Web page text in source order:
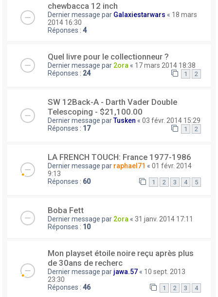
chewbacca 12 inch
Dernier message par Galaxiestarwars « 18 mars
2014 16:30
Réponses : 4
Quel livre pour le collectionneur ?
Dernier message par 2ora « 17 mars 2014 18:38
Réponses : 24 1 2
SW 12Back-A - Darth Vader Double
Telescoping - $21,100.00
Dernier message parTusken « 03 févr. 2014 15:29
Réponses : 17 1 2
LA FRENCH TOUCH: France 1977-1986
Dernier message par raphael71 « 01 févr. 2014
9:13
Réponses : 60 1 2 3 4 5
Boba Fett
Dernier message par 2ora « 31 janv. 2014 17:11
Réponses : 10
Mon playset étoile noire reçu après plus
de 30ans de recherc
Dernier message par jawa.57 « 10 sept. 2013
23:30
Réponses : 46 1 2 3 4